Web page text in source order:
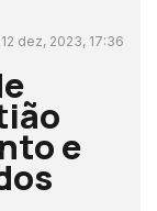
12 dez, 2023, 17:36
e